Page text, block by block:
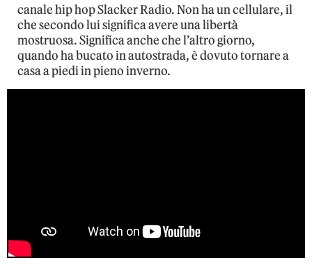
canale hip hop Slacker Radio. Non ha un cellulare, il
che secondo lui significa avere una libertà
mostruosa. Significa anche che l’altro giorno,
quando ha bucato in autostrada, è dovuto tornare a
casa a piedi in pieno inverno.